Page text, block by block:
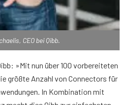
CEO bei Qibb.
»Mit nun über 100 vorbereiteten
größte Anzahl von Connectors für
In Kombination mit